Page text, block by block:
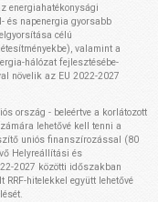
energiahatékonysági
és napenergia gyorsabb
célú
valamint a
hálózat fejlesztésébe-
növelik az EU 2022-2027
ország - beleértve a korlátozott
lehetővé kell tenni a
uniós finanszírozással (80
Helyreállítási és
2027 közötti időszakban
hitelekkel együtt lehetővé